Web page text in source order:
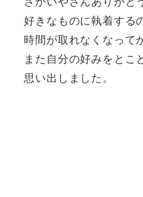
好きなものに執着する
時間が取れなくなって
また自分の好みをとこ
思い出しました。